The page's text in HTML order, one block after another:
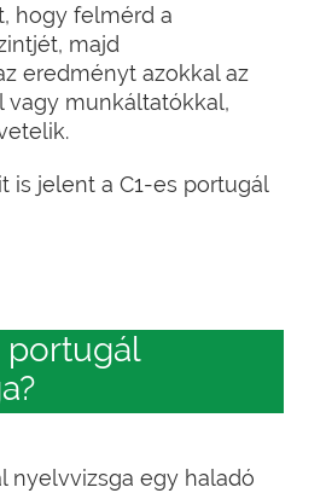
hogy felmérd a
majd
eredményt azokkal az
vagy munkáltatókkal,
is jelent a C1-es portugál
portugál
nyelvvizsga egy haladó